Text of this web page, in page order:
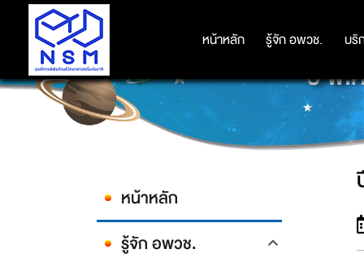
หน้าหลัก รู้จัก อพวช. บริ
หน้าหลัก รู้จัก อพวช. บริ
ปี พ.
หน้าหลัก
รู้จัก อพวช.